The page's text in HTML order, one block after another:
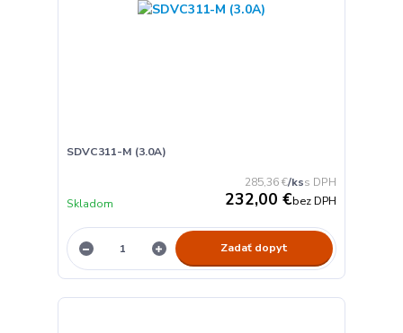
SDVC311-M (3.0A)
285,36 €/ks
232,00 €bez DPH
Skladom
Zadať dopyt